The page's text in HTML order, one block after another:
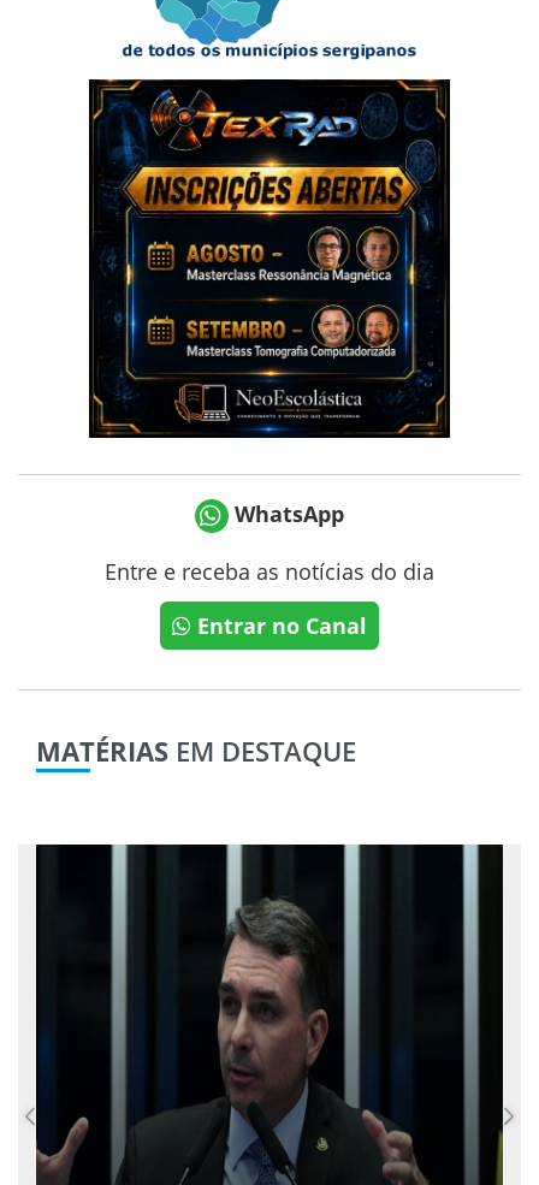
WhatsApp
Entre e receba as notícias do dia
Entrar no Canal
MATÉRIAS EM DESTAQUE